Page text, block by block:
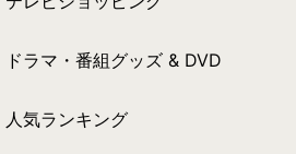
ドラマ・番組グッズ & DVD
人気ランキング